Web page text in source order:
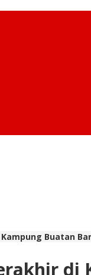
Buatan
di